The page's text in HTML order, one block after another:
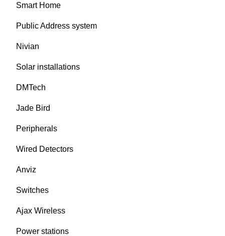
Smart Home
Public Address system
Nivian
Solar installations
DMTech
Jade Bird
Peripherals
Wired Detectors
Anviz
Switches
Ajax Wireless
Power stations